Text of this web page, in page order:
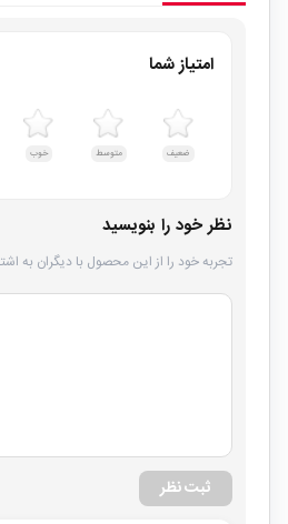
امتیاز شما
ضعیف متوسط خوب
نظر خود را بنویسید
تجربه خود را از این محصول با دیگران به
ثبت نظر